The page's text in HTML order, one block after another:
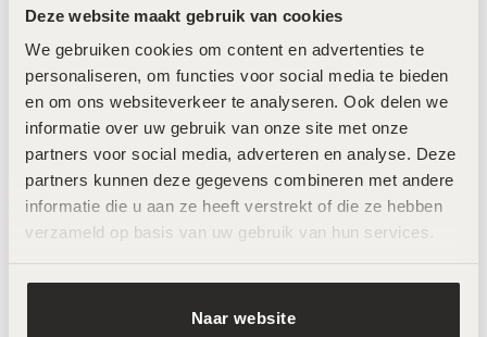
Deze website maakt gebruik van cookies
We gebruiken cookies om content en advertenties te
personaliseren, om functies voor social media te bieden
en om ons websiteverkeer te analyseren. Ook delen we
informatie over uw gebruik van onze site met onze
partners voor social media, adverteren en analyse. Deze
partners kunnen deze gegevens combineren met andere
informatie die u aan ze heeft verstrekt of die ze hebben
verzameld op basis van uw gebruik van hun services.
Naar website
90ml
30ml
LABAREAU The Volume –